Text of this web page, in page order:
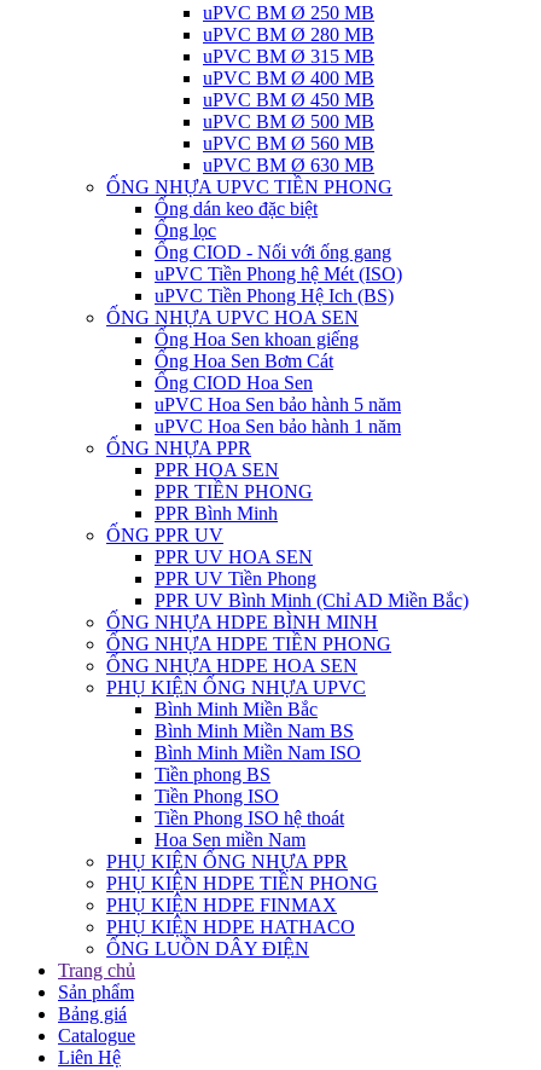
uPVC BM Ø 250 MB
uPVC BM Ø 280 MB
uPVC BM Ø 315 MB
uPVC BM Ø 400 MB
uPVC BM Ø 450 MB
uPVC BM Ø 500 MB
uPVC BM Ø 560 MB
uPVC BM Ø 630 MB
ỐNG NHỰA UPVC TIỀN PHONG
Ống dán keo đặc biệt
Ống lọc
Ống CIOD - Nối với ống gang
uPVC Tiền Phong hệ Mét (ISO)
uPVC Tiền Phong Hệ Ich (BS)
ỐNG NHỰA UPVC HOA SEN
Ống Hoa Sen khoan giếng
Ống Hoa Sen Bơm Cát
Ống CIOD Hoa Sen
uPVC Hoa Sen bảo hành 5 năm
uPVC Hoa Sen bảo hành 1 năm
ỐNG NHỰA PPR
PPR HOA SEN
PPR TIỀN PHONG
PPR Bình Minh
ỐNG PPR UV
PPR UV HOA SEN
PPR UV Tiền Phong
PPR UV Bình Minh (Chỉ AD Miền Bắc)
ỐNG NHỰA HDPE BÌNH MINH
ỐNG NHỰA HDPE TIỀN PHONG
ỐNG NHỰA HDPE HOA SEN
PHỤ KIỆN ỐNG NHỰA UPVC
Bình Minh Miền Bắc
Bình Minh Miền Nam BS
Bình Minh Miền Nam ISO
Tiền phong BS
Tiền Phong ISO
Tiền Phong ISO hệ thoát
Hoa Sen miền Nam
PHỤ KIỆN ỐNG NHỰA PPR
PHỤ KIỆN HDPE TIỀN PHONG
PHỤ KIỆN HDPE FINMAX
PHỤ KIỆN HDPE HATHACO
ỐNG LUỒN DÂY ĐIỆN
Trang chủ
Sản phẩm
Bảng giá
Catalogue
Liên Hệ